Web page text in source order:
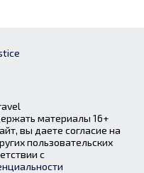
материалы 16+
вы даете согласие на
пользовательских
с